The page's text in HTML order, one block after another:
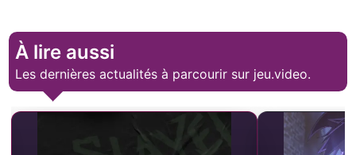
À lire aussi
Les dernières actualités à parcourir sur jeu.video.